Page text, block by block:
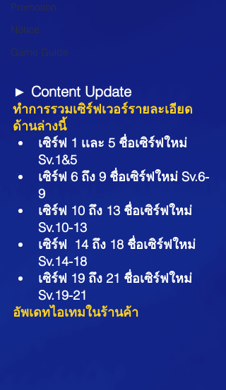
Promotion
Notice
Game Guide
► Content Update
ทำการรวมเซิร์ฟเวอร์รายละเอียด
ด้านล่างนี้
เซิร์ฟ 1 เเละ 5 ชื่อเซิร์ฟใหม่
Sv.1&5
เซิร์ฟ 6 ถึง 9 ชื่อเซิร์ฟใหม่ Sv.6-
9
เซิร์ฟ 10 ถึง 13 ชื่อเซิร์ฟใหม่
Sv.10-13
เซิร์ฟ  14 ถึง 18 ชื่อเซิร์ฟใหม่
Sv.14-18
เซิร์ฟ 19 ถึง 21 ชื่อเซิร์ฟใหม่
Sv.19-21
อัพเดทไอเทมในร้านค้า